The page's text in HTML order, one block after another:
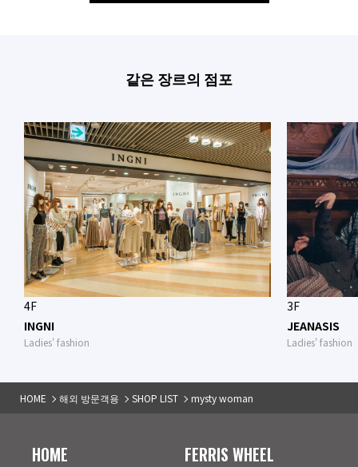
같은 장르의 점포
4F
INGNI
Ladies' fashion
3F
JEANASIS
Ladies' fashion
HOME 해외 방문객용 SHOP LIST mysty woman
HOME
FERRIS WHEEL